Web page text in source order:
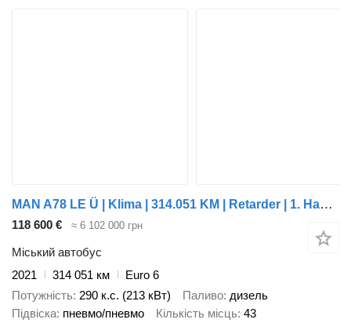
MAN A78 LE Ü | Klima | 314.051 KM | Retarder | 1. Hand |
118 600 € ≈ 6 102 000 грн
Міський автобус
2021
314 051 км
Euro 6
Потужність 290 к.с. (213 кВт) Паливо дизель
Підвіска пневмо/пневмо Кількість місць 43